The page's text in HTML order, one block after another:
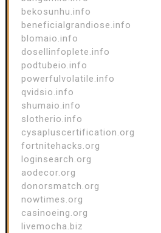
bekosunhu.info
beneficialgrandiose.info
blomaio.info
dosellinfoplete.info
podtubeio.info
powerfulvolatile.info
qvidsio.info
shumaio.info
slotherio.info
cysapluscertification.org
fortnitehacks.org
loginsearch.org
aodecor.org
donorsmatch.org
nowtimes.org
casinoeing.org
livemocha.biz